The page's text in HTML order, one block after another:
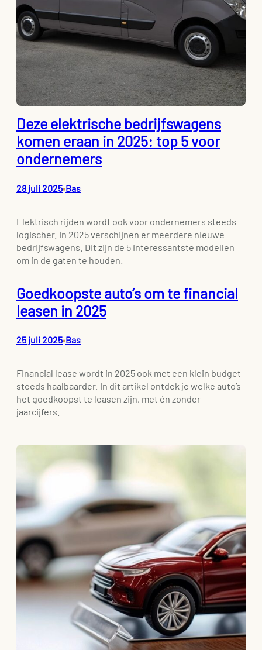
Deze elektrische bedrijfswagens
komen eraan in 2025: top 5 voor
ondernemers
28 juli 2025•Bas
Elektrisch rijden wordt ook voor ondernemers steeds
logischer. In 2025 verschijnen er meerdere nieuwe
bedrijfswagens. Dit zijn de 5 interessantste modellen
om in de gaten te houden.
Goedkoopste auto’s om te financial
leasen in 2025
25 juli 2025•Bas
Financial lease wordt in 2025 ook met een klein budget
steeds haalbaarder. In dit artikel ontdek je welke auto’s
het goedkoopst te leasen zijn, met én zonder
jaarcijfers.